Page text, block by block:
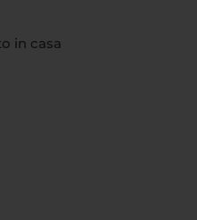
in casa